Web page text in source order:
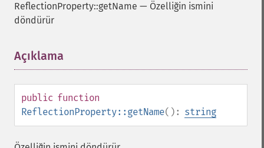
ReflectionProperty::getName — Özelliğin ismini
döndürür
Açıklama
public function
ReflectionProperty::getName(): string